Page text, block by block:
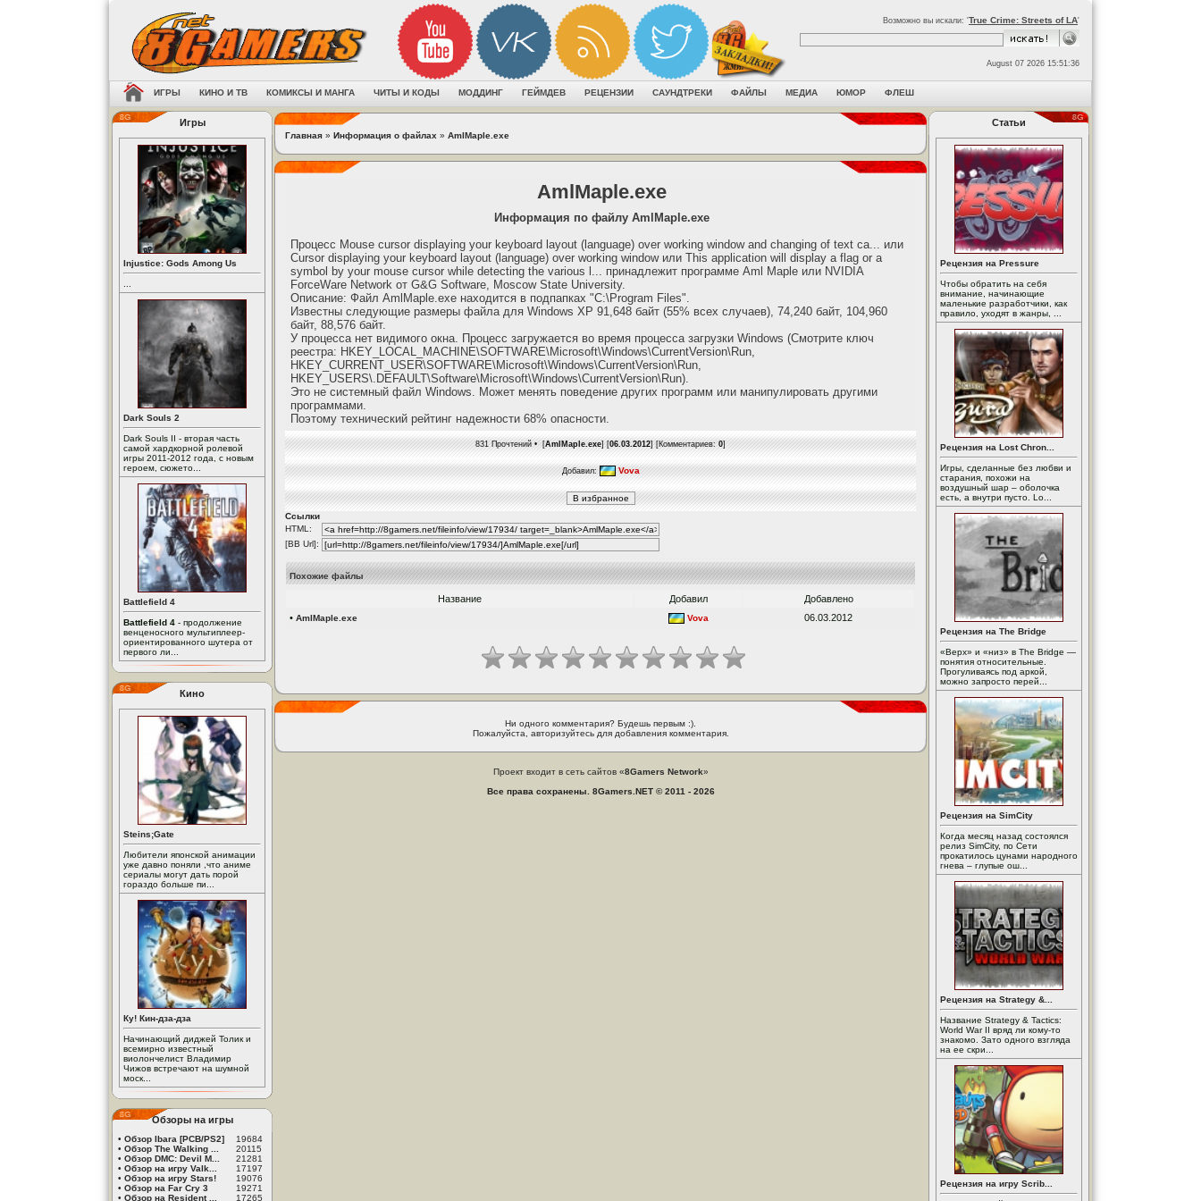
Возможно вы искали: 'True Crime: Streets of LA'
August 07 2026 15:51:36
ИГРЫ КИНО И ТВ КОМИКСЫ И МАНГА ЧИТЫ И КОДЫ МОДДИНГ ГЕЙМДЕВ РЕЦЕНЗИИ САУНДТРЕКИ ФАЙЛЫ МЕДИА ЮМОР ФЛЕШ
Игры
Injustice: Gods Among Us
Dark Souls 2
Dark Souls II - вторая часть
самой хардкорной ролевой
игры 2011-2012 года, с новым
героем, сюжето...
Battlefield 4
Battlefield 4 - продолжение
венценосного мультиплеер-
ориентированного шутера от
первого ли...
Кино
Steins;Gate
Любители японской анимации
уже давно поняли ,что аниме
сериалы могут дать порой
гораздо больше пи...
Ку! Кин-дза-дза
Начинающий диджей Толик и
всемирно известный
виолончелист Владимир
Чижов встречают на шумной
моск...
Обзоры на игры
• Обзор Ibara [PCB/PS2]
19684
• Обзор The Walking ...
20115
• Обзор DMC: Devil M...
21281
• Обзор на игру Valk...
17197
• Обзор на игру Stars!
19076
• Обзор на Far Cry 3
19271
• Обзор на Resident ... 17265
Главная » Информация о файлах » AmlMaple.exe
AmlMaple.exe
Информация по файлу AmlMaple.exe
Процесс Mouse cursor displaying your keyboard layout (language) over working window and changing of text ca... или
Cursor displaying your keyboard layout (language) over working window или This application will display a flag or a
symbol by your mouse cursor while detecting the various l... принадлежит программе Aml Maple или NVIDIA
ForceWare Network от G&G Software, Moscow State University.
Описание: Файл AmlMaple.exe находится в подпапках "C:\Program Files".
Известны следующие размеры файла для Windows XP 91,648 байт (55% всех случаев), 74,240 байт, 104,960
байт, 88,576 байт.
У процесса нет видимого окна. Процесс загружается во время процесса загрузки Windows (Смотрите ключ
реестра: HKEY_LOCAL_MACHINE\SOFTWARE\Microsoft\Windows\CurrentVersion\Run,
HKEY_CURRENT_USER\SOFTWARE\Microsoft\Windows\CurrentVersion\Run,
HKEY_USERS\.DEFAULT\Software\Microsoft\Windows\CurrentVersion\Run).
Это не системный файл Windows. Может менять поведение других программ или манипулировать другими
программами.
Поэтому технический рейтинг надежности 68% опасности.
831 Прочтений • [AmlMaple.exe] [06.03.2012] [Комментариев: 0]
Добавил: Vova
Ссылки
HTML:
[BB Url]:
Похожие файлы
Название Добавил
Добавлено
• AmlMaple.exe Vova 06.03.2012
Ни одного комментария? Будешь первым :).
Пожалуйста, авторизуйтесь для добавления комментария.
Проект входит в сеть сайтов «8Gamers Network»
Все права сохранены. 8Gamers.NET © 2011 - 2026
Статьи
Рецензия на Pressure
Чтобы обратить на себя
внимание, начинающие
маленькие разработчики, как
правило, уходят в жанры, ...
Рецензия на Lost Chron...
Игры, сделанные без любви и
старания, похожи на
воздушный шар – оболочка
есть, а внутри пусто. Lo...
Рецензия на The Bridge
«Верх» и «низ» в The Bridge —
понятия относительные.
Прогуливаясь под аркой,
можно запросто перей...
Рецензия на SimCity
Когда месяц назад состоялся
релиз SimCity, по Сети
прокатилось цунами народного
гнева – глупые ош...
Рецензия на Strategy &...
Название Strategy & Tactics:
World War II вряд ли кому-то
знакомо. Зато одного взгляда
на ее скри...
Рецензия на игру Scrib...